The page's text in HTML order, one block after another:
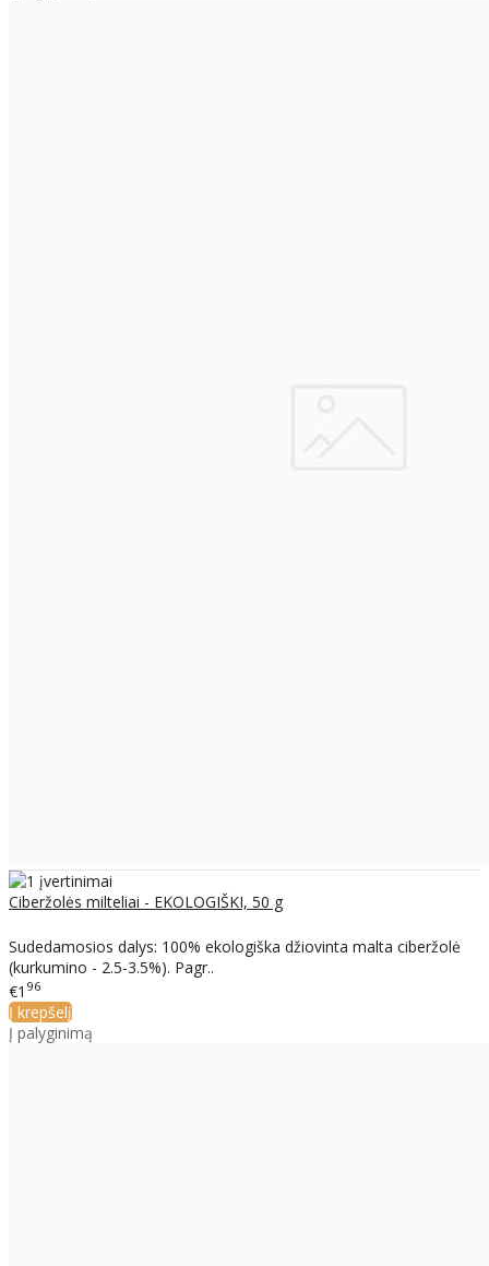
Ciberžolės milteliai - EKOLOGIŠKI, 50 g
Sudedamosios dalys: 100% ekologiška džiovinta malta ciberžolė
(kurkumino - 2.5-3.5%). Pagr..
€1 96
Į krepšelį
Į palyginimą